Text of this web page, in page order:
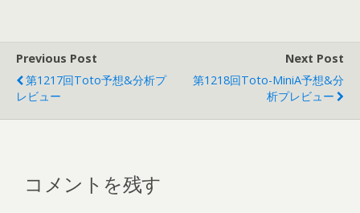
b
o
o
k
er
Previous Post
第1217回toto予想&分析プ
レビュー
Next Post
第1218回toto-MiniA予想&分
析プレビュー
コメントを残す